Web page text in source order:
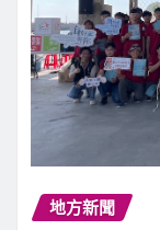
地方新聞